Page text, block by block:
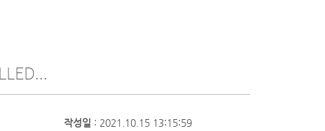
작성일 : 2021.10.15 13:15:59